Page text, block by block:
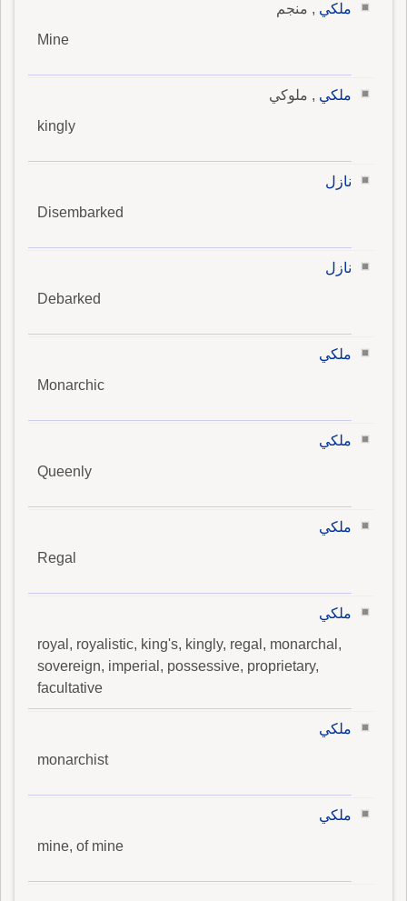
ملكي , منجم
Mine
ملكي , ملوكي
kingly
نازل
Disembarked
نازل
Debarked
ملكي
Monarchic
ملكي
Queenly
ملكي
Regal
ملكي
royal, royalistic, king's, kingly, regal, monarchal,
sovereign, imperial, possessive, proprietary,
facultative
ملكي
monarchist
ملكي
mine, of mine